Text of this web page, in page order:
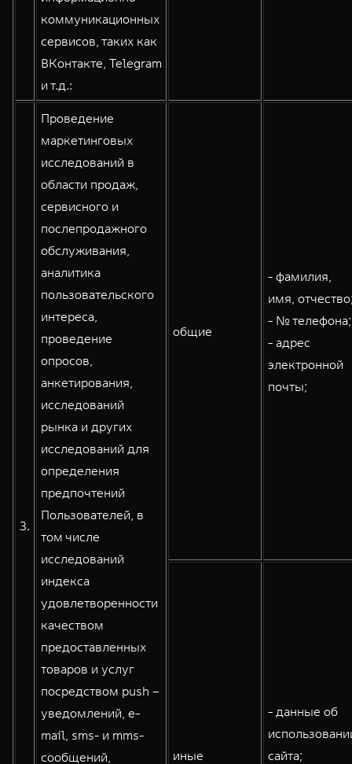
коммуникационных
сервисов, таких как
ВКонтакте, Telegram
и т.д.:
3.
Проведение
маркетинговых
исследований в
области продаж,
сервисного и
послепродажного
обслуживания,
аналитика
пользовательского
интереса,
проведение
опросов,
анкетирования,
исследований
рынка и других
исследований для
определения
предпочтений
Пользователей, в
том числе
исследований
индекса
удовлетворенности
качеством
предоставленных
товаров и услуг
посредством push –
уведомлений, e-
mail, sms- и mms-
сообщений,
общие
- фамилия,
имя,
- № телефона;
- адрес
электронной
почты;
иные
- данные об
сайта;